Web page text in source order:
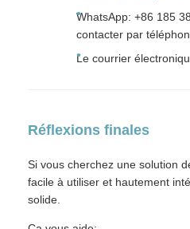
WhatsApp: +86 185
contacter par
Le courrier
Réflexions finales
Si vous cherchez une solution
facile à utiliser et hautement
solide.